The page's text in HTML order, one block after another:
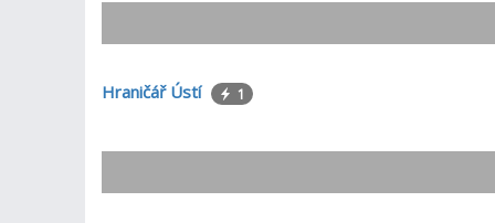
Hraničář Ústí 1